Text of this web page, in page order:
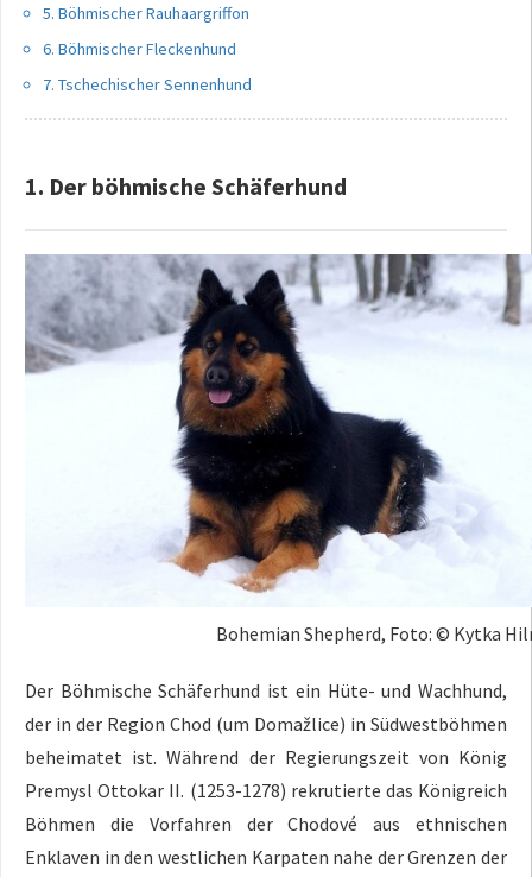
5. Böhmischer Rauhaargriffon
6. Böhmischer Fleckenhund
7. Tschechischer Sennenhund
1. Der böhmische Schäferhund
Bohemian Shepherd, Foto: © Kytka
Der Böhmische Schäferhund ist ein Hüte- und Wachhund,
der in der Region Chod (um Domažlice) in Südwestböhmen
beheimatet ist. Während der Regierungszeit von König
Premysl Ottokar II. (1253-1278) rekrutierte das Königreich
Böhmen die Vorfahren der Chodové aus ethnischen
Enklaven in den westlichen Karpaten nahe der Grenzen der